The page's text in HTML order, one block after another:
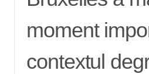
moment
contextul